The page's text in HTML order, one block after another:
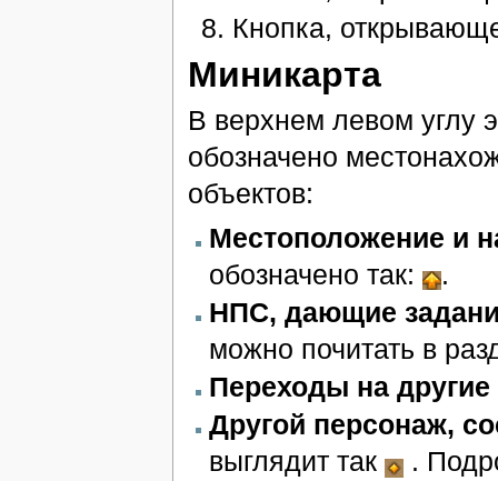
Кнопка,
Миникарта
В верхнем левом углу
обозначено
объектов:
Местоположение и
обозначено так:
.
НПС, дающие
можно почитать в
Переходы на другие
Другой персонаж,
выглядит так
.